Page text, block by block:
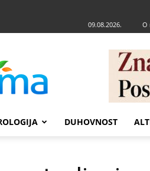
09.08.2026. O
DUHOVNOST